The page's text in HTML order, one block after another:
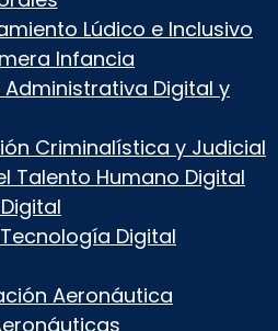
Lúdico e Inclusivo
Infancia
Digital y
Criminalística y Judicial
Talento Humano Digital
Digital
Aeronáutica